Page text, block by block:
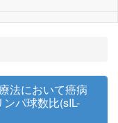
法において癌病
パ球数比(sIL-